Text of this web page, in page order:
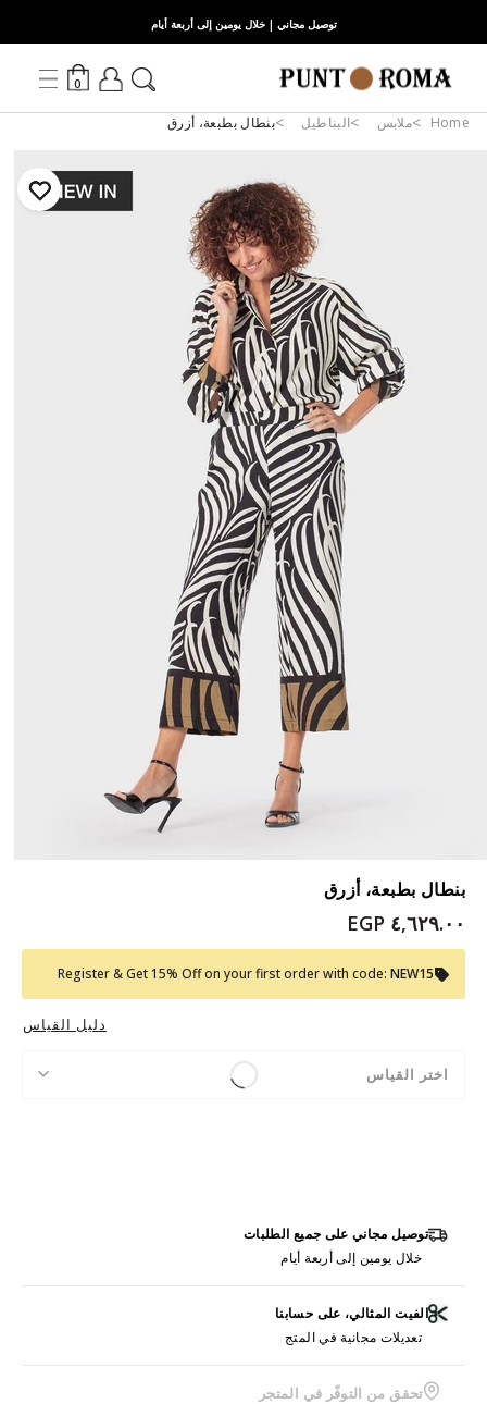
توصيل مجاني | خلال يومين إلى أربعة أيام
0
Home ملابس البناطيل بنطال بطبعة، أزرق
بنطال بطبعة، أزرق
٤,٦٢٩.٠٠ EGP
Register & Get 15% Off on your first order with code: NEW15
دليل القياس
اختر القياس
توصيل مجاني على جميع الطلبات
خلال يومين إلى أربعة أيام
الفيت المثالي، على حسابنا
تعديلات مجانية في المتج
تحقق من التوفّر في المتجر